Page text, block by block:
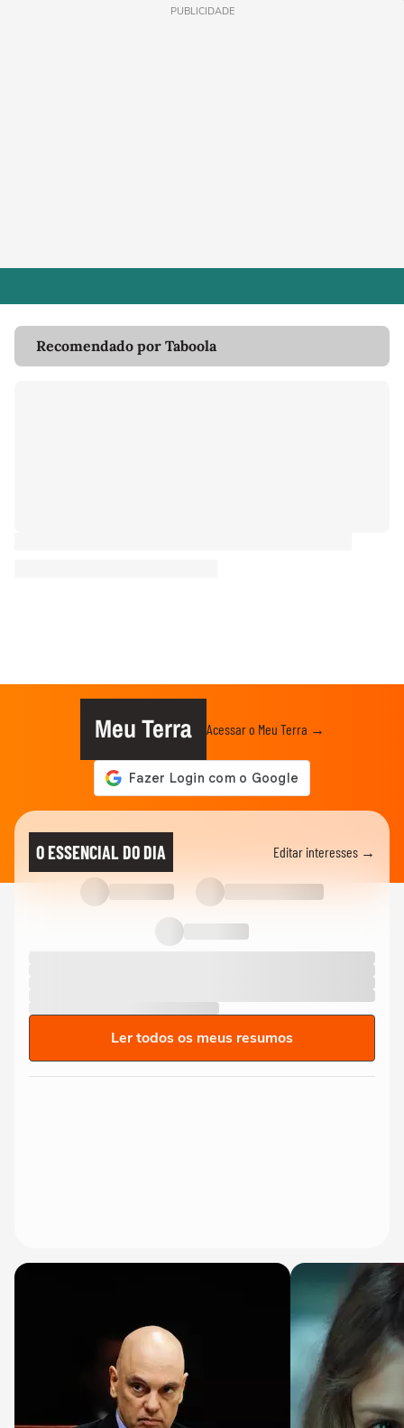
PUBLICIDADE
Recomendado por Taboola
Meu Terra Acessar o Meu Terra →
O ESSENCIAL DO DIA Editar interesses →
Ler todos os meus resumos